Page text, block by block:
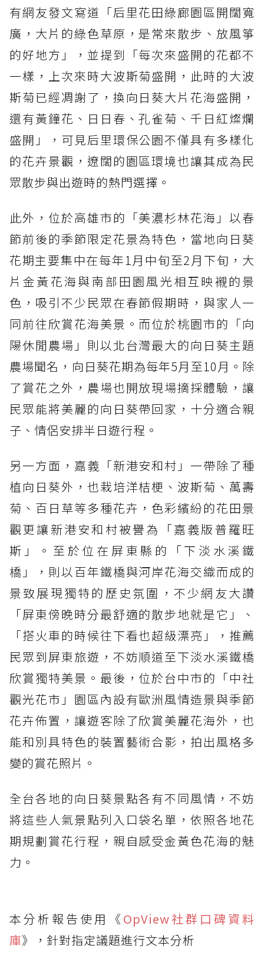
有網友發文寫道「后里花田綠廊園區開闊寬
廣，大片的綠色草原，是常來散步、放風箏
的好地方」，並提到「每次來盛開的花都不
一樣，上次來時大波斯菊盛開，此時的大波
斯菊已經凋謝了，換向日葵大片花海盛開，
還有黃鐘花、日日春、孔雀菊、千日紅燦爛
盛開」，可見后里環保公園不僅具有多樣化
的花卉景觀，遼闊的園區環境也讓其成為民
眾散步與出遊時的熱門選擇。
此外，位於高雄市的「美濃杉林花海」以春
節前後的季節限定花景為特色，當地向日葵
花期主要集中在每年1月中旬至2月下旬，大
片金黃花海與南部田園風光相互映襯的景
色，吸引不少民眾在春節假期時，與家人一
同前往欣賞花海美景。而位於桃園市的「向
陽休閒農場」則以北台灣最大的向日葵主題
農場聞名，向日葵花期為每年5月至10月。除
了賞花之外，農場也開放現場摘採體驗，讓
民眾能將美麗的向日葵帶回家，十分適合親
子、情侶安排半日遊行程。
另一方面，嘉義「新港安和村」一帶除了種
植向日葵外，也栽培洋桔梗、波斯菊、萬壽
菊、百日草等多種花卉，色彩繽紛的花田景
觀更讓新港安和村被譽為「嘉義版普羅旺
斯」。至於位在屏東縣的「下淡水溪鐵
橋」，則以百年鐵橋與河岸花海交織而成的
景致展現獨特的歷史氛圍，不少網友大讚
「屏東傍晚時分最舒適的散步地就是它」、
「搭火車的時候往下看也超級漂亮」，推薦
民眾到屏東旅遊，不妨順道至下淡水溪鐵橋
欣賞獨特美景。最後，位於台中市的「中社
觀光花市」園區內設有歐洲風情造景與季節
花卉佈置，讓遊客除了欣賞美麗花海外，也
能和別具特色的裝置藝術合影，拍出風格多
變的賞花照片。
全台各地的向日葵景點各有不同風情，不妨
將這些人氣景點列入口袋名單，依照各地花
期規劃賞花行程，親自感受金黃色花海的魅
力。
本分析報告使用《 OpView社群口碑資料
庫》，針對指定議題進行文本分析